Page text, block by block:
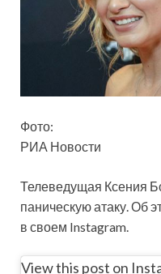
Фото:
РИА Новости
Телеведущая Ксения
паническую атаку. Об
в своем Instagram.
View this post on